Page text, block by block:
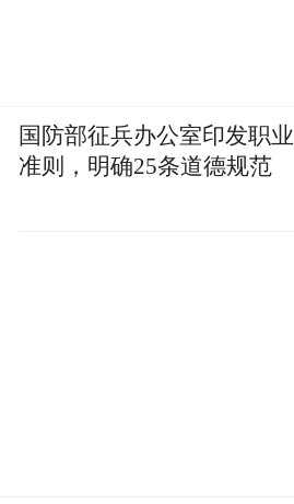
国防部征兵办公室印发职业
准则，明确25条道德规范